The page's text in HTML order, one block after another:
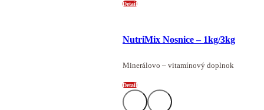
Detail
NutriMix Nosnice – 1kg/3kg
Minerálovo – vitamínový doplnok
Detail